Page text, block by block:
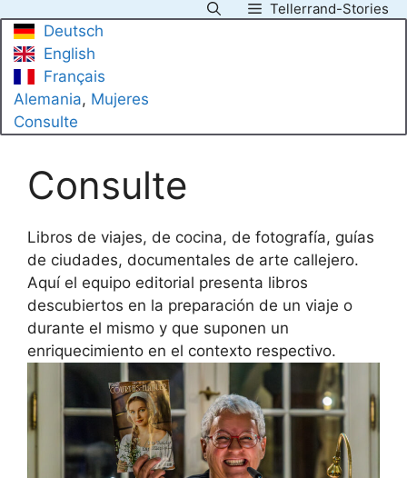
contenido
Tellerrand-Stories
Deutsch
English
Français
Alemania, Mujeres
Consulte
Consulte
Libros de viajes, de cocina, de fotografía, guías
de ciudades, documentales de arte callejero.
Aquí el equipo editorial presenta libros
descubiertos en la preparación de un viaje o
durante el mismo y que suponen un
enriquecimiento en el contexto respectivo.